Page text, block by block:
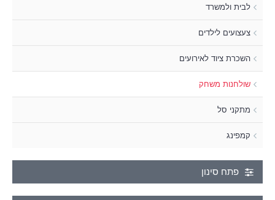
לבית ולמשרד
צעצועים לילדים
השכרת ציוד לאירועים
שולחנות משחק
מתקני סל
קמפינג
פתח סינון